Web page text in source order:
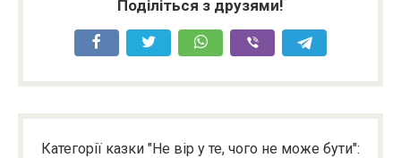
Поділіться з друзями!
Категорії казки "Не вір у те, чого не може бути":